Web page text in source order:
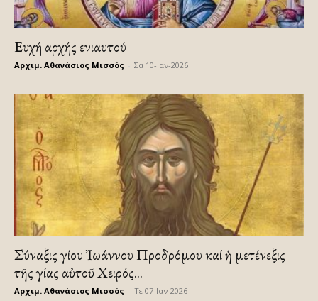
Ευχή αρχής ενιαυτού
Αρχιμ. Αθανάσιος Μισσός Σα 10-Ιαν-2026
Σύναξις Ἁγίου Ἰωάννου Προδρόμου καί ἡ μετένεξις
τῆς Ἁγίας αὐτοῦ Χειρός...
Αρχιμ. Αθανάσιος Μισσός Τε 07-Ιαν-2026